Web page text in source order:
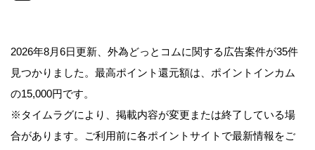
2026年8月6日更新、外為どっとコムに関する広告案件が35件
見つかりました。最高ポイント還元額は、ポイントインカム
の15,000円です。
※タイムラグにより、掲載内容が変更または終了している場
合があります。ご利用前に各ポイントサイトで最新情報をご